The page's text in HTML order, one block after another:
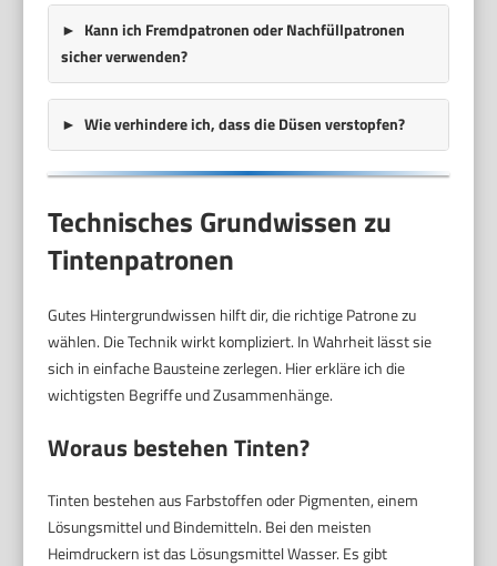
Kann ich Fremdpatronen oder Nachfüllpatronen
sicher verwenden?
Wie verhindere ich, dass die Düsen verstopfen?
Technisches Grundwissen zu
Tintenpatronen
Gutes Hintergrundwissen hilft dir, die richtige Patrone zu
wählen. Die Technik wirkt kompliziert. In Wahrheit lässt sie
sich in einfache Bausteine zerlegen. Hier erkläre ich die
wichtigsten Begriffe und Zusammenhänge.
Woraus bestehen Tinten?
Tinten bestehen aus Farbstoffen oder Pigmenten, einem
Lösungsmittel und Bindemitteln. Bei den meisten
Heimdruckern ist das Lösungsmittel Wasser. Es gibt